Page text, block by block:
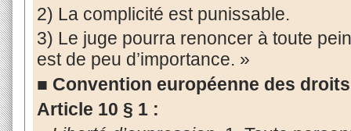
2) La complicité est punissable.
3) Le juge pourra renoncer à toute
est de peu d’importance. »
■ Convention européenne des droits
Article 10 § 1 :